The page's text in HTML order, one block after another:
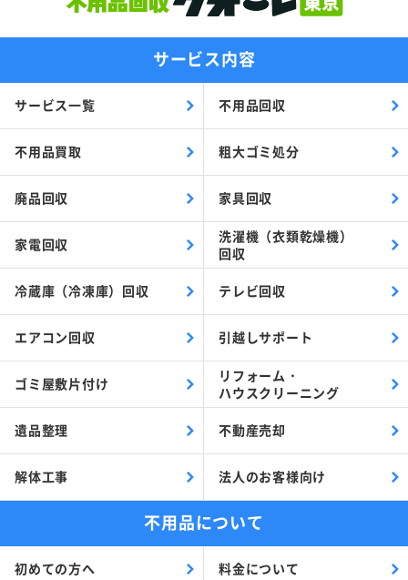
サービス内容
サービス一覧 不用品回収
不用品買取 粗大ゴミ処分
廃品回収 家具回収
家電回収
洗濯機（衣類乾燥機）
回収
冷蔵庫（冷凍庫）回収 テレビ回収
エアコン回収 引越しサポート
ゴミ屋敷片付け
リフォーム・
ハウスクリーニング
遺品整理 不動産売却
解体工事 法人のお客様向け
不用品について
初めての方へ 料金について